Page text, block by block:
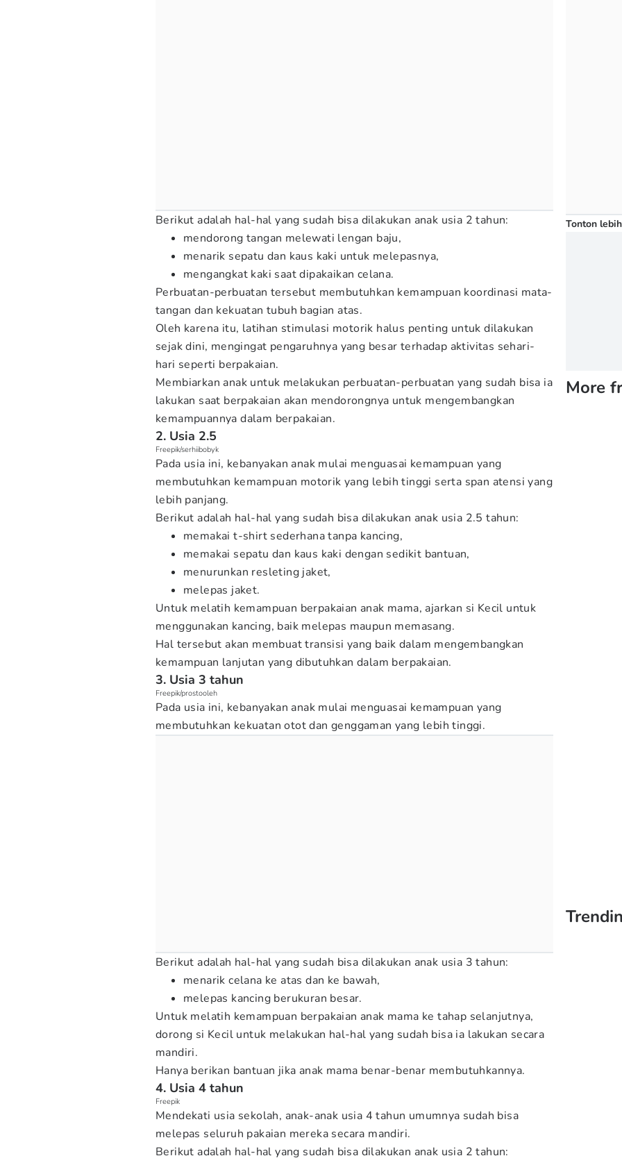
Berikut adalah hal-hal yang sudah bisa dilakukan anak usia 2 tahun:
mendorong tangan melewati lengan baju,
menarik sepatu dan kaus kaki untuk melepasnya,
mengangkat kaki saat dipakaikan celana.
Perbuatan-perbuatan tersebut membutuhkan kemampuan koordinasi mata-
tangan dan kekuatan tubuh bagian atas.
Oleh karena itu, latihan stimulasi motorik halus penting untuk dilakukan
sejak dini, mengingat pengaruhnya yang besar terhadap aktivitas sehari-
hari seperti berpakaian.
Membiarkan anak untuk melakukan perbuatan-perbuatan yang sudah bisa ia
lakukan saat berpakaian akan mendorongnya untuk mengembangkan
kemampuannya dalam berpakaian.
2. Usia 2.5
Freepik/serhiibobyk
Pada usia ini, kebanyakan anak mulai menguasai kemampuan yang
membutuhkan kemampuan motorik yang lebih tinggi serta span atensi yang
lebih panjang.
Berikut adalah hal-hal yang sudah bisa dilakukan anak usia 2.5 tahun:
memakai t-shirt sederhana tanpa kancing,
memakai sepatu dan kaus kaki dengan sedikit bantuan,
menurunkan resleting jaket,
melepas jaket.
Untuk melatih kemampuan berpakaian anak mama, ajarkan si Kecil untuk
menggunakan kancing, baik melepas maupun memasang.
Hal tersebut akan membuat transisi yang baik dalam mengembangkan
kemampuan lanjutan yang dibutuhkan dalam berpakaian.
3. Usia 3 tahun
Freepik/prostooleh
Pada usia ini, kebanyakan anak mulai menguasai kemampuan yang
membutuhkan kekuatan otot dan genggaman yang lebih tinggi.
Berikut adalah hal-hal yang sudah bisa dilakukan anak usia 3 tahun:
menarik celana ke atas dan ke bawah,
melepas kancing berukuran besar.
Untuk melatih kemampuan berpakaian anak mama ke tahap selanjutnya,
dorong si Kecil untuk melakukan hal-hal yang sudah bisa ia lakukan secara
mandiri.
Hanya berikan bantuan jika anak mama benar-benar membutuhkannya.
4. Usia 4 tahun
Freepik
Mendekati usia sekolah, anak-anak usia 4 tahun umumnya sudah bisa
melepas seluruh pakaian mereka secara mandiri.
Berikut adalah hal-hal yang sudah bisa dilakukan anak usia 2 tahun:
Tonton
More